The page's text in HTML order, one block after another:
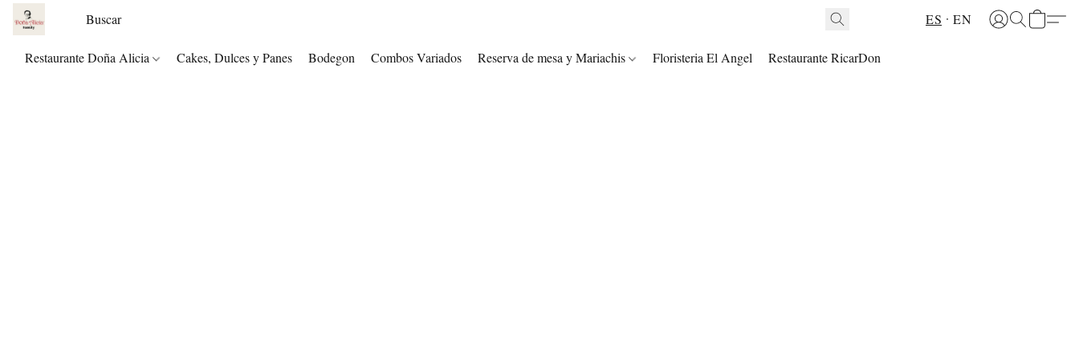
ES EN
Restaurante Doña Alicia Cakes, Dulces y Panes Bodegon Combos Variados Reserva de mesa y Mariachis Floristeria El Angel Restaurante RicarDon